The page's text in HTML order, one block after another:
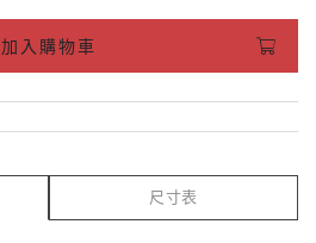
加入購物車
尺寸表